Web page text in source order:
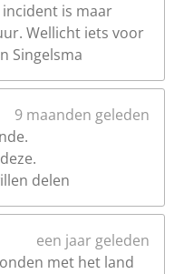
is maar
Wellicht iets voor
Singelsma
9 maanden geleden
delen
een jaar geleden
met het land